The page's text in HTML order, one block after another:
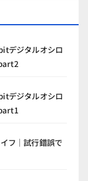
デジタルオシロ
デジタルオシロ
フ｜試行錯誤で